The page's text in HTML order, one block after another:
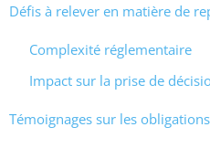
Défis à relever en matière de
Complexité réglementaire
Impact sur la prise de
Témoignages sur les